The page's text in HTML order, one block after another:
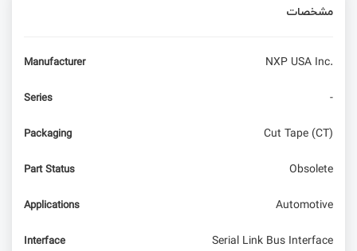
مشخصات
Manufacturer NXP USA Inc.
Series -
Packaging Cut Tape (CT)
Part Status Obsolete
Applications Automotive
Interface Serial Link Bus Interface